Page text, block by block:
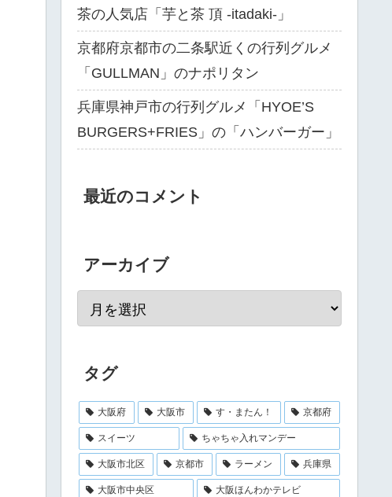
茶の人気店「芋と茶 頂 -itadaki-」
京都府京都市の二条駅近くの行列グルメ
「GULLMAN」のナポリタン
兵庫県神戸市の行列グルメ「HYOE’S
BURGERS+FRIES」の「ハンバーガー」
最近のコメント
アーカイブ
タグ
大阪府 大阪市 す・またん！ 京都府
スイーツ ちゃちゃ入れマンデー
大阪市北区 京都市 ラーメン 兵庫県
大阪市中央区 大阪ほんわかテレビ